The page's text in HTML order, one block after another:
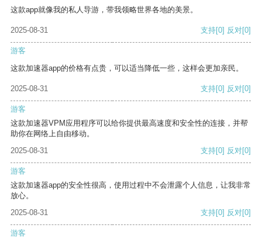
这款app就像我的私人导游，带我领略世界各地的美景。
2025-08-31 支持[0] 反对[0]
游客
这款加速器app的价格有点贵，可以适当降低一些，这样会更加亲民。
2025-08-31 支持[0] 反对[0]
游客
这款加速器VPM应用程序可以给你提供最高速度和安全性的连接，并帮
助你在网络上自由移动。
2025-08-31
支持[0] 反对[0]
游客
这款加速器app的安全性很高，使用过程中不会泄露个人信息，让我非常
放心。
2025-08-31
支持[0] 反对[0]
游客